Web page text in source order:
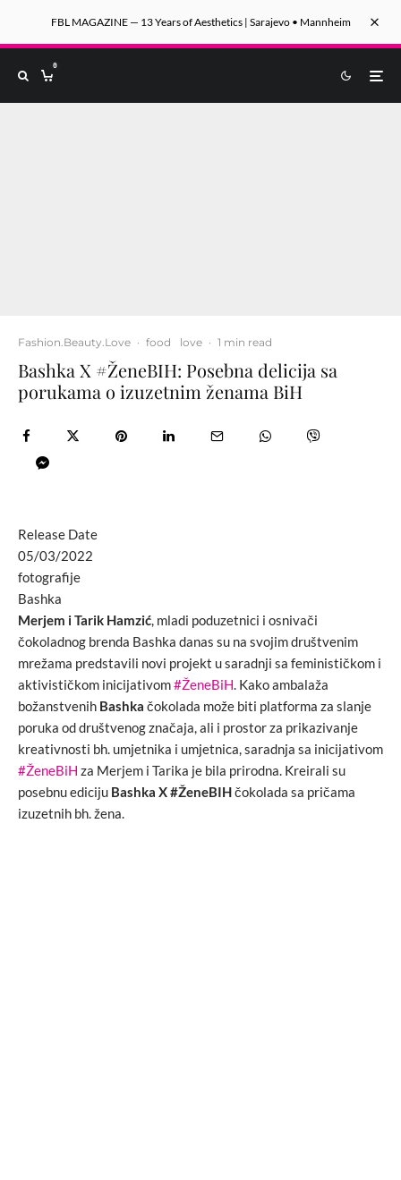
FBL MAGAZINE — 13 Years of Aesthetics | Sarajevo • Mannheim
0
Fashion.Beauty.Love · food love · 1 min read
Bashka X #ŽeneBIH: Posebna delicija sa
porukama o izuzetnim ženama BiH
Release Date
05/03/2022
fotografije
Bashka
Merjem i Tarik Hamzić, mladi poduzetnici i osnivači
čokoladnog brenda Bashka danas su na svojim društvenim
mrežama predstavili novi projekt u saradnji sa feminističkom i
aktivističkom inicijativom#ŽeneBiH. Kako ambalaža
božanstvenih Bashka čokolada može biti platforma za slanje
poruka od društvenog značaja, ali i prostor za prikazivanje
kreativnosti bh. umjetnika i umjetnica, saradnja sa inicijativom
#ŽeneBiH za Merjem i Tarika je bila prirodna. Kreirali su
posebnu ediciju Bashka X #ŽeneBIHčokolada sa pričama
izuzetnih bh. žena.